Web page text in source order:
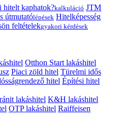
hitelt kaphatok?kalkuláció JTM
útmutatólépések Hitelképesség
feltételekgyakori kérdések
Otthon Start lakáshitel
Piaci zöld hitel Türelmi idős
hitel Építési hitel
lakáshitel K&H lakáshitel
OTP lakáshitel Raiffeisen